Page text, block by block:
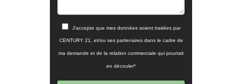
J'accepte que mes données soient traitées par
CENTURY 21, et/ou ses partenaires dans le cadre de
ma demande et de la relation commerciale qui pourrait
en découler*